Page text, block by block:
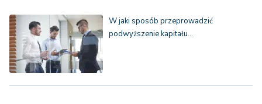
W jaki sposób przeprowadzić
podwyższenie kapitału…